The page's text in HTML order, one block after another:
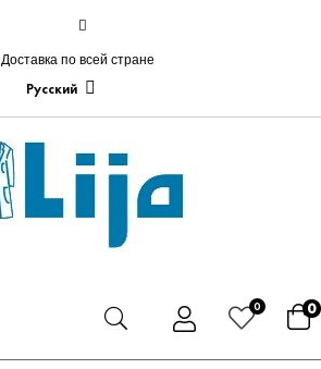
Доставка по всей стране
Русский
0 0